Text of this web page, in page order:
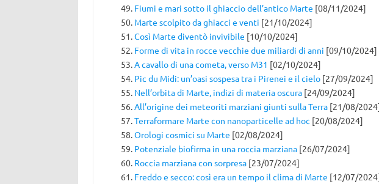
Fiumi e mari sotto il ghiaccio dell’antico Marte [08/11/2024]
Marte scolpito da ghiacci e venti [21/10/2024]
Così Marte diventò invivibile [10/10/2024]
Forme di vita in rocce vecchie due miliardi di anni [09/10/2024]
A cavallo di una cometa, verso M31 [02/10/2024]
Pic du Midi: un’oasi sospesa tra i Pirenei e il cielo[27/09/2024]
Nell’orbita di Marte, indizi di materia oscura[24/09/2024]
All’origine dei meteoriti marziani giunti sulla Terra[21/08/
Terraformare Marte con nanoparticelle ad hoc [20/08/2024]
Orologi cosmici su Marte [02/08/2024]
Potenziale biofirma in una roccia marziana[26/07/2024]
Roccia marziana con sorpresa[23/07/2024]
Freddo e secco: così era un tempo il clima di Marte [12/07/